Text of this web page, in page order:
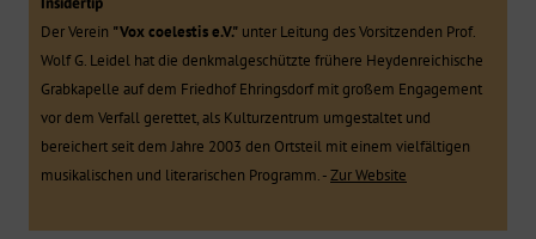
Der Verein "Vox coelestis e.V." unter Leitung des Vorsitzenden Prof.
Wolf G. Leidel hat die denkmalgeschützte frühere Heydenreichische
Grabkapelle auf dem Friedhof Ehringsdorf mit großem Engagement
vor dem Verfall gerettet, als Kulturzentrum umgestaltet und
bereichert seit dem Jahre 2003 den Ortsteil mit einem vielfältigen
musikalischen und literarischen Programm. -Zur Website